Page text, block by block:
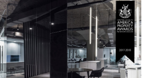
PROPERTY
PARA AMÉRICA
interiorismo de oficinas en